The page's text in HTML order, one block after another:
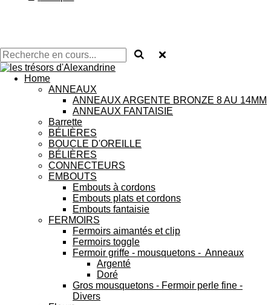
Home
ANNEAUX
ANNEAUX ARGENTE BRONZE 8 AU 14MM
ANNEAUX FANTAISIE
Barrette
BÉLIÈRES
BOUCLE D'OREILLE
BÉLIÈRES
CONNECTEURS
EMBOUTS
Embouts à cordons
Embouts plats et cordons
Embouts fantaisie
FERMOIRS
Fermoirs aimantés et clip
Fermoirs toggle
Fermoir griffe - mousquetons - Anneaux
Argenté
Doré
Gros mousquetons - Fermoir perle fine -
Divers